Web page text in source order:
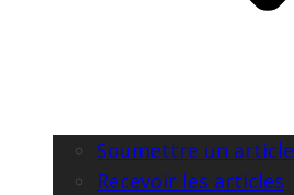
Soumettre un article
Recevoir les articles